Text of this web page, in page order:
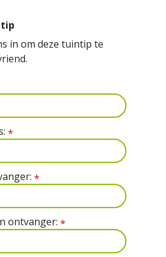
in om deze tuintip te
*
*
ontvanger: *